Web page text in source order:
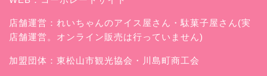
店舗運営： れいちゃんのアイス屋さん ・駄菓子屋さん(実
店舗運営。オンライン販売は行っていません)
加盟団体：東松山市観光協会・川島町商工会